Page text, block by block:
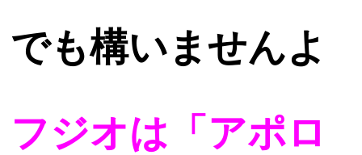
でも構いませんよ
フジオは「アポロ